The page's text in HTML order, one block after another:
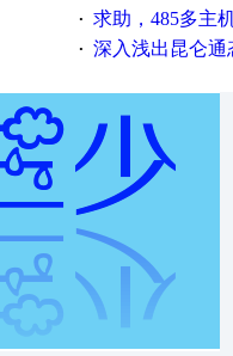
· 求助，485多主
· 深入浅出昆仑通态